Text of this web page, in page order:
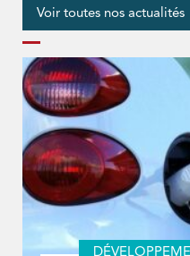
Voir toutes nos actualités